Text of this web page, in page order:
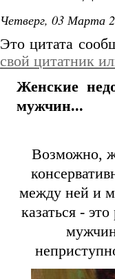
Четверг, 03 Марта
Это цитата
свой цитатник
Женские
мужчин...
Возможно,
между ней и
казаться -